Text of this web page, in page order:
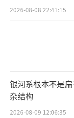
2026-08-08 22:41:15
银河系根本不是
杂结构
2026-08-09 12:06:35